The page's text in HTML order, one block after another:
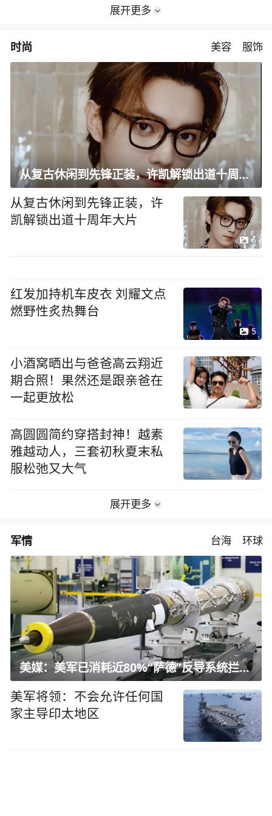
展开更多
时尚 美容 服饰
从复古休闲到先锋正装，许凯解锁出道十周年大片
从复古休闲到先锋正装，许
凯解锁出道十周年大片
6
红发加持机车皮衣 刘耀文点
燃野性炙热舞台
5
小酒窝晒出与爸爸高云翔近
期合照！果然还是跟亲爸在
一起更放松
高圆圆简约穿搭封神！越素
雅越动人，三套初秋夏末私
服松弛又大气
展开更多
军情 台海 环球
美媒：美军已消耗近80%“萨德”反导系统拦截弹
美军将领：不会允许任何国
家主导印太地区